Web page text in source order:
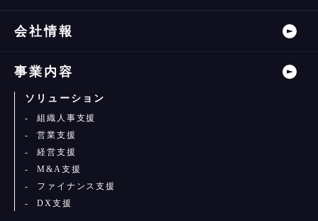
会社情報
事業内容
ソリューション
組織人事支援
営業支援
経営支援
M&A支援
ファイナンス支援
DX支援